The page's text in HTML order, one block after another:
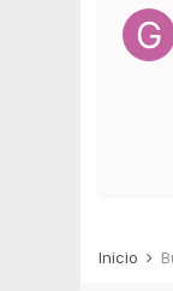
Inicio